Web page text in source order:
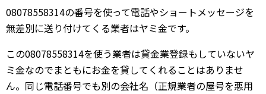
08078558314の番号を使って電話やショートメッセージを
無差別に送り付けてくる業者はヤミ金です。
この08078558314を使う業者は貸金業登録もしていないヤ
ミ金なのでまともにお金を貸してくれることはありませ
ん。同じ電話番号でも別の会社名（正規業者の屋号を悪用